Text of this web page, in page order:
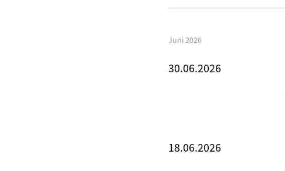
Juni 2026
30.06.2026
18.06.2026